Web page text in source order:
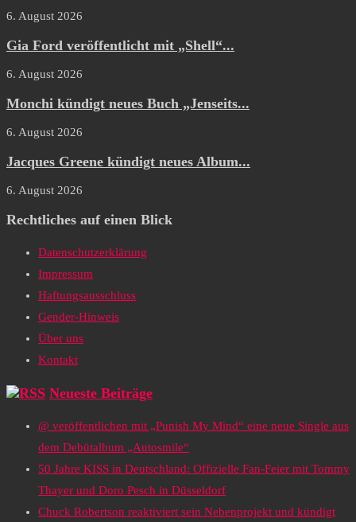
6. August 2026
Gia Ford veröffentlicht mit „Shell“...
6. August 2026
Monchi kündigt neues Buch „Jenseits...
6. August 2026
Jacques Greene kündigt neues Album...
6. August 2026
Rechtliches auf einen Blick
Datenschutzerklärung
Impressum
Haftungsausschluss
Gender-Hinweis
Über uns
Kontakt
Neueste Beiträge
@ veröffentlichen mit „Punish My Mind“ eine neue Single aus
dem Debütalbum „Autosmile“
50 Jahre KISS in Deutschland: Offizielle Fan-Feier mit Tommy
Thayer und Doro Pesch in Düsseldorf
Chuck Robertson reaktiviert sein Nebenprojekt und kündigt